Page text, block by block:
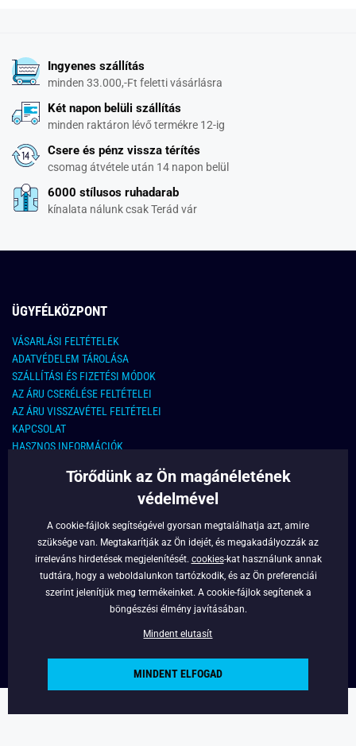
Ingyenes szállítás
minden 33.000,-Ft feletti vásárlásra
Két napon belüli szállítás
minden raktáron lévő termékre 12-ig
Csere és pénz vissza térítés
csomag átvétele után 14 napon belül
6000 stílusos ruhadarab
kínalata nálunk csak Terád vár
ÜGYFÉLKÖZPONT
VÁSARLÁSI FELTÉTELEK
ADATVÉDELEM TÁROLÁSA
SZÁLLÍTÁSI ÉS FIZETÉSI MÓDOK
AZ ÁRU CSERÉLÉSE FELTÉTELEI
AZ ÁRU VISSZAVÉTEL FELTÉTELEI
KAPCSOLAT
HASZNOS INFORMÁCIÓK
KAPCSOLAT
info@legyferfi.hu
FONTOS INFORMÁCIÓK
RÓLUNK
Törődünk az Ön magánéletének
védelmével
A cookie-fájlok segítségével gyorsan megtalálhatja azt, amire
szüksége van. Megtakarítják az Ön idejét, és megakadályozzák az
irreleváns hirdetések megjelenítését. cookies-kat használunk annak
tudtára, hogy a weboldalunkon tartózkodik, és az Ön preferenciái
szerint jelenítjük meg termékeinket. A cookie-fájlok segítenek a
böngészési élmény javításában.
Mindent elutasít
MINDENT ELFOGAD